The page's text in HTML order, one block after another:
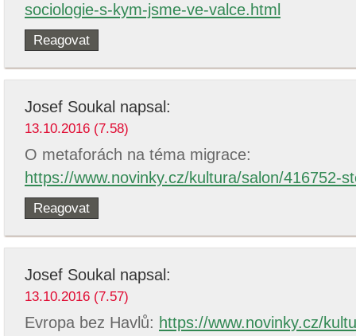
sociologie-s-kym-jsme-ve-valce.html
Reagovat
Josef Soukal napsal:
13.10.2016 (7.58)
O metaforách na téma migrace:
https://www.novinky.cz/kultura/salon/416752-
Reagovat
Josef Soukal napsal:
13.10.2016 (7.57)
Evropa bez Havlů: https://www.novinky.cz/